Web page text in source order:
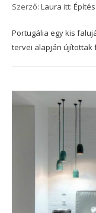
Szerző: Laura itt:
Portugália egy kis
tervei alapján újítottak